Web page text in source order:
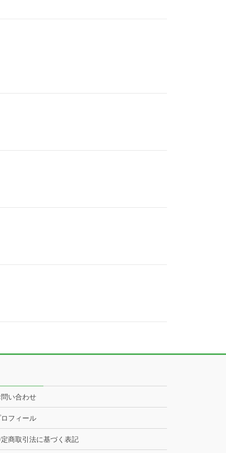
問い合わせ
ロフィール
商取引法に基づく表記